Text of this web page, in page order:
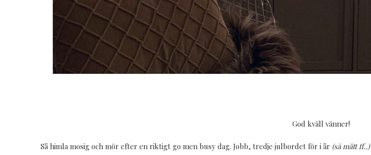
God kväll vänner!
Så himla mosig och mör efter en riktigt go men busy dag. Jobb, tredje julbordet för i år (så mätt ff..)